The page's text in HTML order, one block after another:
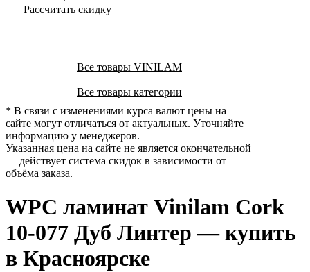
Рассчитать скидку
Все товары VINILAM
Все товары категории
* В связи с изменениями курса валют цены на
сайте могут отличаться от актуальных. Уточняйте
информацию у менеджеров.
Указанная цена на сайте не является окончательной
— действует система скидок в зависимости от
объёма заказа.
WPC ламинат Vinilam Cork
10-077 Дуб Линтер — купить
в Красноярске